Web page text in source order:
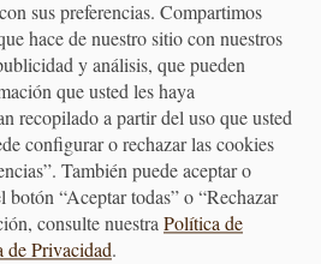
sus preferencias. Compartimos
hace de nuestro sitio con nuestros
y análisis, que pueden
que usted les haya
recopilado a partir del uso que usted
configurar o rechazar las cookies
También puede aceptar o
botón “Aceptar todas” o “Rechazar
consulte nuestraPolítica de
de Privacidad.